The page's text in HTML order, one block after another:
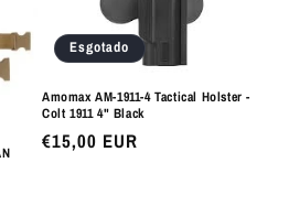
Esgotado
Amomax AM-1911-4 Tactical Holster -
Colt 1911 4" Black
Preço
€15,00 EUR